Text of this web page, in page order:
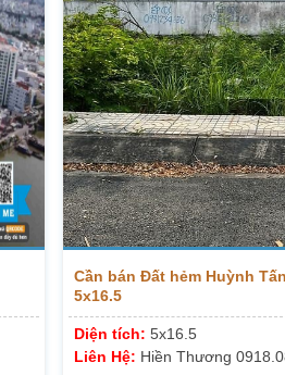
Cần bán Đất hẻm Huỳnh
5x16.5
Diện tích: 5x16.5
Liên Hệ: Hiền Thương